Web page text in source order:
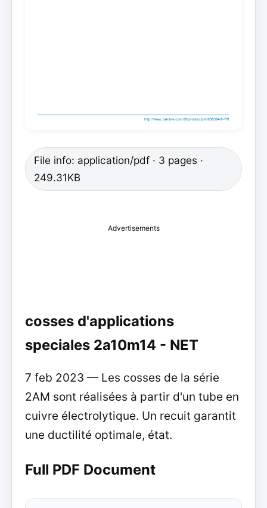
File info: application/pdf · 3 pages ·
249.31KB
Advertisements
cosses d'applications
speciales 2a10m14 - NET
7 feb 2023 — Les cosses de la série
2AM sont réalisées à partir d'un tube en
cuivre électrolytique. Un recuit garantit
une ductilité optimale, état.
Full PDF Document